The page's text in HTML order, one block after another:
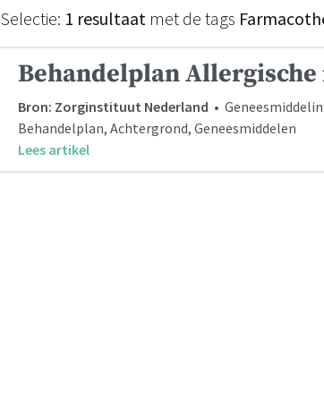
Selectie: 1 resultaat met de tags
Behandelplan
Bron: Zorginstituut Nederland •
Behandelplan, Achtergrond, Geneesmiddelen
Lees artikel